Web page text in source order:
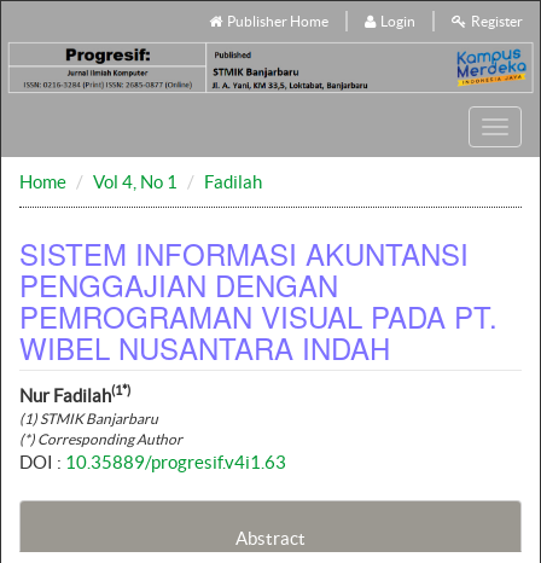
Publisher Home Login Register
Home
Vol 4, No 1 Fadilah
SISTEM INFORMASI AKUNTANSI
PENGGAJIAN DENGAN
PEMROGRAMAN VISUAL PADA PT.
WIBEL NUSANTARA INDAH
Nur Fadilah(1*)
(1) STMIK Banjarbaru
(*) Corresponding Author
DOI : 10.35889/progresif.v4i1.63
Abstract